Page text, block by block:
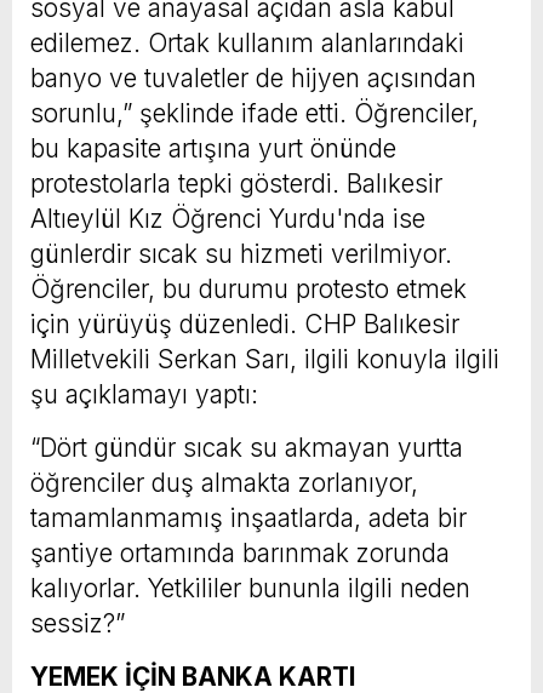
sosyal ve anayasal açıdan asla kabul
edilemez. Ortak kullanım alanlarındaki
banyo ve tuvaletler de hijyen açısından
sorunlu,” şeklinde ifade etti. Öğrenciler,
bu kapasite artışına yurt önünde
protestolarla tepki gösterdi. Balıkesir
Altıeylül Kız Öğrenci Yurdu'nda ise
günlerdir sıcak su hizmeti verilmiyor.
Öğrenciler, bu durumu protesto etmek
için yürüyüş düzenledi. CHP Balıkesir
Milletvekili Serkan Sarı, ilgili konuyla ilgili
şu açıklamayı yaptı:
“Dört gündür sıcak su akmayan yurtta
öğrenciler duş almakta zorlanıyor,
tamamlanmamış inşaatlarda, adeta bir
şantiye ortamında barınmak zorunda
kalıyorlar. Yetkililer bununla ilgili neden
sessiz?”
YEMEK İÇİN BANKA KARTI